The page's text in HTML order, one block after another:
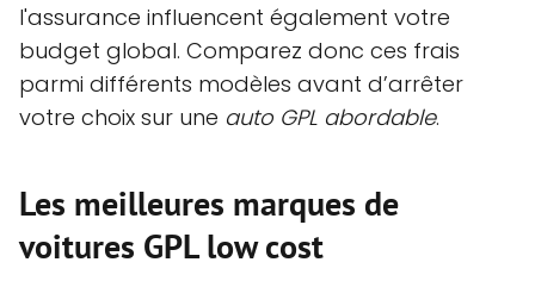
l'assurance influencent également votre
budget global. Comparez donc ces frais
parmi différents modèles avant d’arrêter
votre choix sur une auto GPL abordable.
Les meilleures marques de
voitures GPL low cost